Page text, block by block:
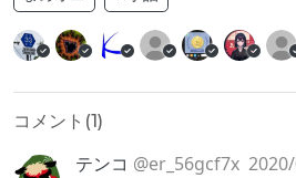
コメント(1)
テンコ @er_56gcf7x